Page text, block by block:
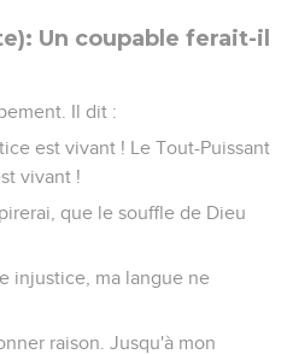
Un coupable ferait-il
Il dit :
est vivant ! Le Tout-Puissant
vivant !
que le souffle de Dieu
injustice, ma langue ne
raison. Jusqu'à mon